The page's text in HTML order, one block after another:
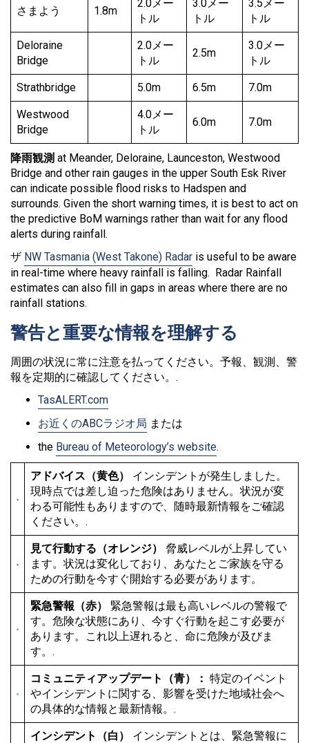
さまよう 1.8m
2.0メー
トル
3.0メー
トル
3.5メー
トル
Deloraine
Bridge
2.0メー
トル
2.5m
3.0メー
トル
Strathbridge 5.0m 6.5m 7.0m
Westwood
Bridge
4.0メー
トル
6.0m 7.0m
降雨観測 at Meander, Deloraine, Launceston, Westwood
Bridge and other rain gauges in the upper South Esk River
can indicate possible flood risks to Hadspen and
surrounds. Given the short warning times, it is best to act on
the predictive BoM warnings rather than wait for any flood
alerts during rainfall.
ザ NW Tasmania (West Takone) Radar is useful to be aware
in real-time where heavy rainfall is falling. Radar Rainfall
estimates can also fill in gaps in areas where there are no
rainfall stations.
警告と重要な情報を理解する
周囲の状況に常に注意を払ってください。予報、観測、警
報を定期的に確認してください。.
TasALERT.com
お近くのABCラジオ局 または
the Bureau of Meteorology’s website.
アドバイス（黄色）
インシデントが発生しました。
現時点では差し迫った危険はありません。状況が変
わる可能性もありますので、随時最新情報をご確認
ください。.
見て行動する（オレンジ）
脅威レベルが上昇してい
ます。状況は変化しており、あなたとご家族を守る
ための行動を今すぐ開始する必要があります。
緊急警報（赤）
緊急警報は最も高いレベルの警報で
す。危険な状態にあり、今すぐ行動を起こす必要が
あります。これ以上遅れると、命に危険が及びま
す。.
コミュニティアップデート（青）： 特定のイベント
やインシデントに関する、影響を受けた地域社会へ
の具体的な情報と最新情報。.
インシデント（白）
インシデントとは、緊急警報に